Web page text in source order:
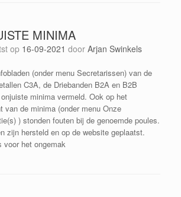
MINIMA
op 16-09-2021 door Arjan Swinkels
(onder menu Secretarissen) van de
C3A, de Driebanden B2A en B2B
minima vermeld. Ook op het
van de minima (onder menu Onze
) stonden fouten bij de genoemde poules.
zijn hersteld en op de website geplaatst.
voor het ongemak